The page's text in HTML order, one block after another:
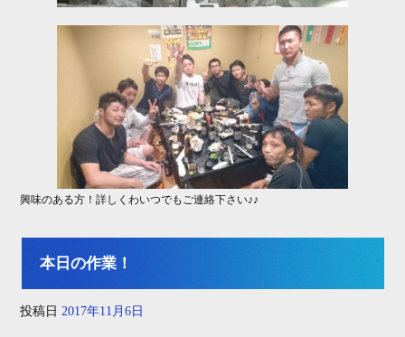
興味のある方！詳しくわいつでもご連絡下さい♪♪
本日の作業！
投稿日 2017年11月6日